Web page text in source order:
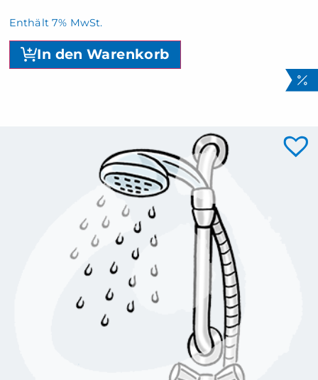
Enthält 7% MwSt.
In den Warenkorb